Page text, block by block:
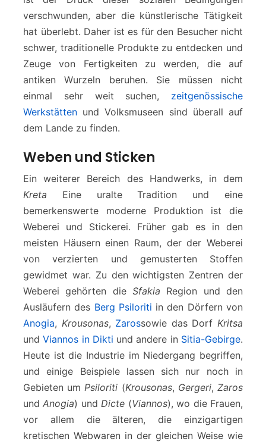
verschwunden, aber die künstlerische Tätigkeit
hat überlebt. Daher ist es für den Besucher nicht
schwer, traditionelle Produkte zu entdecken und
Zeuge von Fertigkeiten zu werden, die auf
antiken Wurzeln beruhen. Sie müssen nicht
einmal sehr weit suchen, zeitgenössische
Werkstätten und Volksmuseen sind überall auf
dem Lande zu finden.
Weben und Sticken
Ein weiterer Bereich des Handwerks, in dem
Kreta Eine uralte Tradition und eine
bemerkenswerte moderne Produktion ist die
Weberei und Stickerei. Früher gab es in den
meisten Häusern einen Raum, der der Weberei
von verzierten und gemusterten Stoffen
gewidmet war. Zu den wichtigsten Zentren der
Weberei gehörten die Sfakia Region und den
Ausläufern des Berg Psiloriti in den Dörfern von
Anogia, Krousonas, Zarossowie das DorfKritsa
undViannos in Dikti und andere in Sitia-Gebirge.
Heute ist die Industrie im Niedergang begriffen,
und einige Beispiele lassen sich nur noch in
Gebieten umPsiloriti (Krousonas, Gergeri,Zaros
undAnogia) undDicte (Viannos), wo die Frauen,
vor allem die älteren, die einzigartigen
kretischen Webwaren in der gleichen Weise wie